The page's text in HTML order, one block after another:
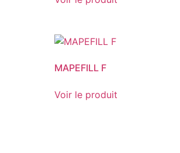
MAPEFILL F
Voir le produit